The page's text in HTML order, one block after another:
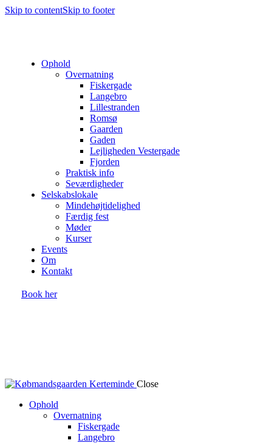
Skip to contentSkip to footer
Ophold
Overnatning
Fiskergade
Langebro
Lillestranden
Romsø
Gaarden
Gaden
Lejligheden Vestergade
Fjorden
Praktisk info
Seværdigheder
Selskabslokale
Mindehøjtidelighed
Færdig fest
Møder
Kurser
Events
Om
Kontakt
Book her
Close
Ophold
Overnatning
Fiskergade
Langebro